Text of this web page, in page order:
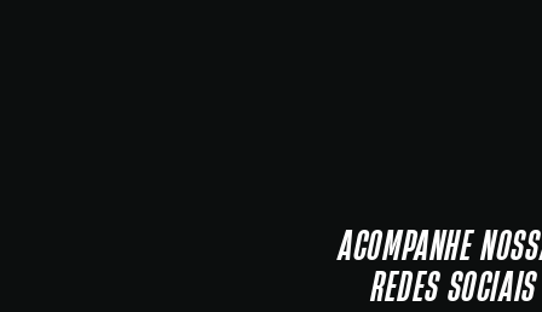
ACOMPANHE
REDES SOCIAIS